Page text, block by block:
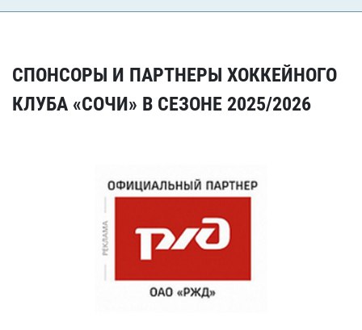
СПОНСОРЫ И ПАРТНЕРЫ ХОККЕЙНОГО
КЛУБА «СОЧИ» В СЕЗОНЕ 2025/2026